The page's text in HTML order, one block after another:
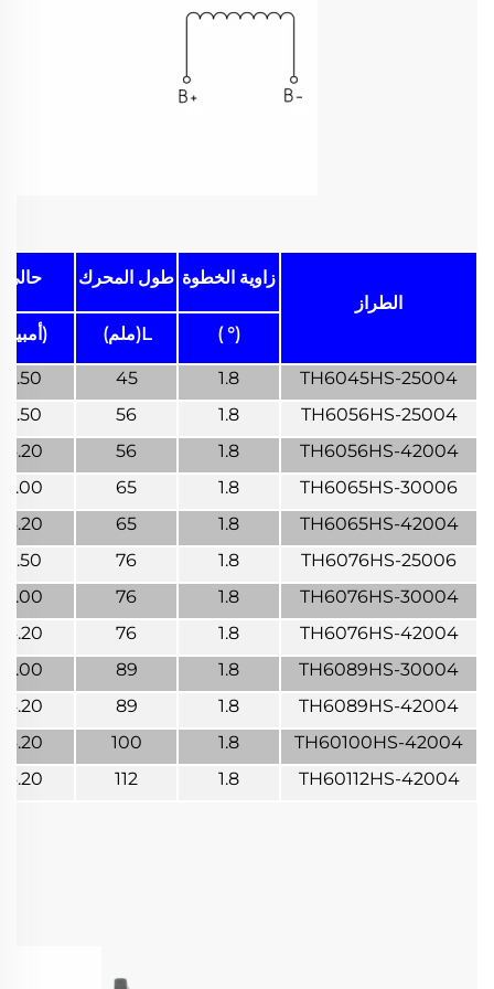
الطراز
زاوية الخطوة طول المحرك حالي
(° ) L(ملم) (أمبير)
TH6045HS-25004
1.8
45
2.50
TH6056HS-25004
1.8
56
2.50
TH6056HS-42004
1.8
56
4.20
TH6065HS-30006
1.8
65
3.00
TH6065HS-42004
1.8
65
4.20
TH6076HS-25006
1.8
76
2.50
TH6076HS-30004
1.8
76
3.00
TH6076HS-42004
1.8
76
4.20
TH6089HS-30004
1.8
89
3.00
TH6089HS-42004
1.8
89
4.20
TH60100HS-42004
1.8
100
4.20
TH60112HS-42004
1.8
112
4.20